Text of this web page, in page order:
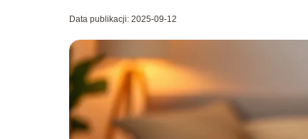
Data publikacji: 2025-09-12